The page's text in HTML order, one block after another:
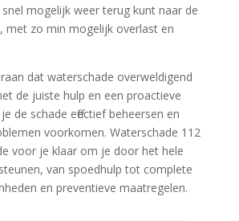
mogelijk weer terug kunt naar de
met zo min mogelijk overlast en
dat waterschade overweldigend
de juiste hulp en een proactieve
de schade effectief beheersen en
voorkomen.​ Waterschade 112
voor je klaar om je door het hele
van spoedhulp tot complete
en preventieve maatregelen.​